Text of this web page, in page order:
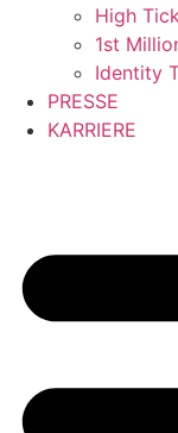
High
1st
Identity
PRESSE
KARRIERE